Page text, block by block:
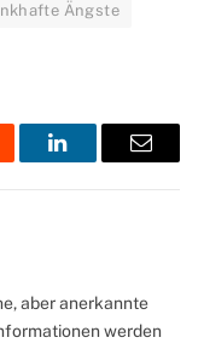
Ängste
LinkedInEmail
aber anerkannte
werden